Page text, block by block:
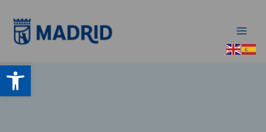
Abrir barra de herramientas
contenido